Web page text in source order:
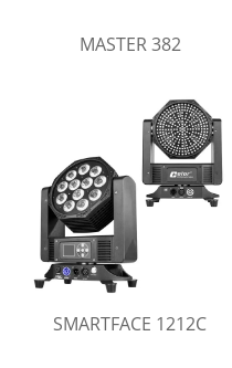
MASTER 382
SMARTFACE 1212C